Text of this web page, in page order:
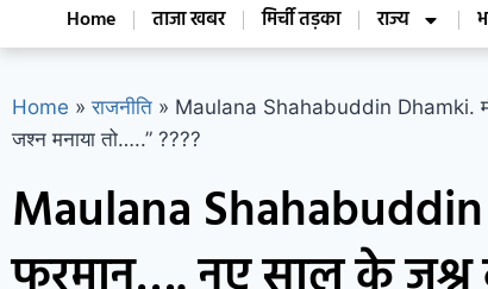
Home ताजा खबर मिर्ची तड़का राज्य
Home » राजनीति » Maulana Shahabuddin Dhamki.
जश्न मनाया तो…..” ????
Maulana